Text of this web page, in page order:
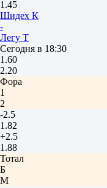
1.45
Шидех К
-
Легу Т
Сегодня в 18:30
1.60
2.20
Фора
1
2
-2.5
1.82
+2.5
1.88
Тотал
Б
М